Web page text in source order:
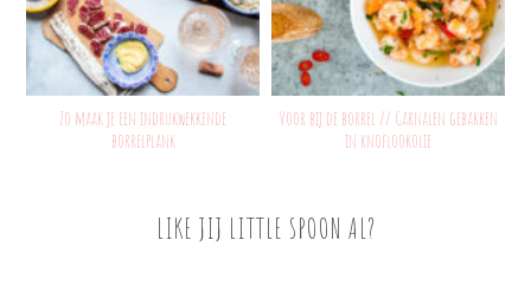
Zo maak je een indrukwekkende
borrelplank
Voor bij de borrel // Garnalen gebakken
in knoflookolie
LIKE JIJ LITTLE SPOON AL?